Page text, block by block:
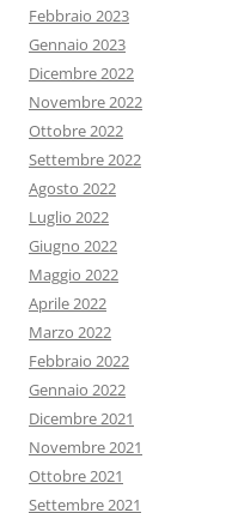
Febbraio 2023
Gennaio 2023
Dicembre 2022
Novembre 2022
Ottobre 2022
Settembre 2022
Agosto 2022
Luglio 2022
Giugno 2022
Maggio 2022
Aprile 2022
Marzo 2022
Febbraio 2022
Gennaio 2022
Dicembre 2021
Novembre 2021
Ottobre 2021
Settembre 2021